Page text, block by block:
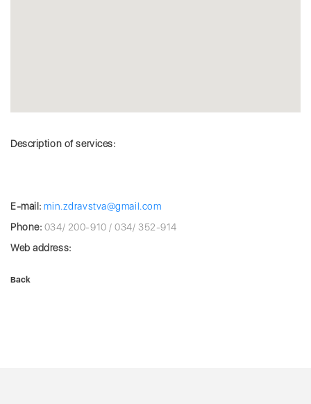
Description of services:
E-mail: min.zdravstva@gmail.com
Phone: 034/ 200-910 / 034/ 352-914
Web address:
Back